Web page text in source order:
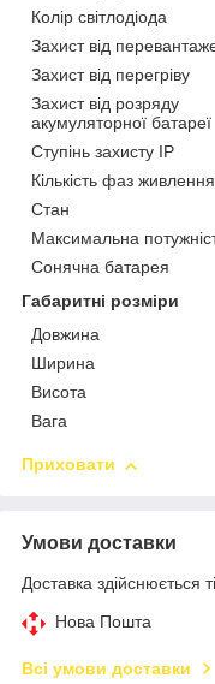
Колір світлодіода
Захист від
Захист від перегріву
Захист від розряду
акумуляторної батареї
Ступінь захисту IP
Кількість фаз живлення
Стан
Максимальна
Сонячна батарея
Габаритні розміри
Довжина
Ширина
Висота
Вага
Приховати
Умови доставки
Доставка здійснюється
Нова Пошта
Всі умови доставки